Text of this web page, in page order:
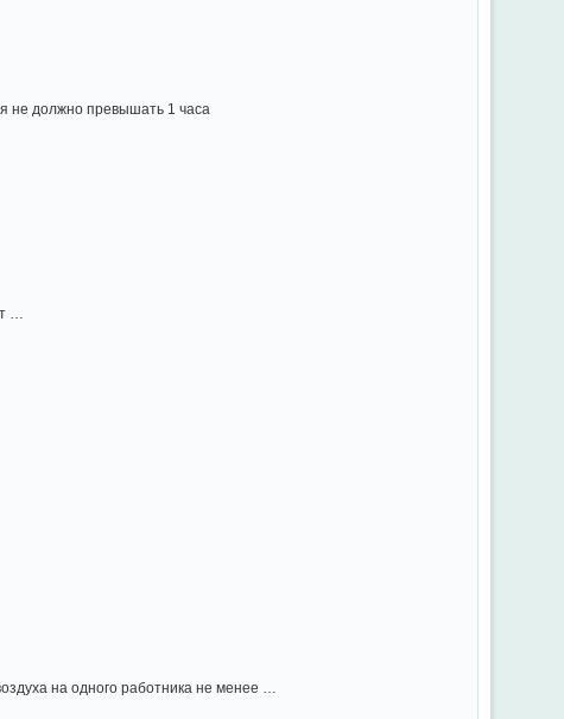
не должно превышать 1 часа
…
на одного работника не менее …